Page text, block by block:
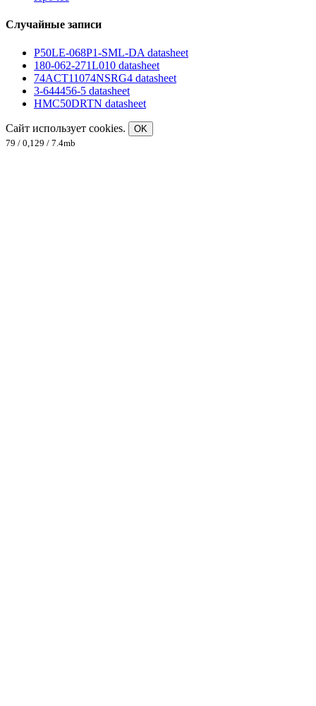
Случайные записи
P50LE-068P1-SML-DA datasheet
180-062-271L010 datasheet
74ACT11074NSRG4 datasheet
3-644456-5 datasheet
HMC50DRTN datasheet
Сайт использует cookies.
OK
79 / 0,129 / 7.4mb